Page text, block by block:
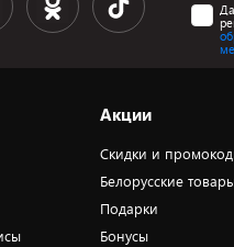
Акции
Скидки и
Белорусские
Подарки
Бонусы